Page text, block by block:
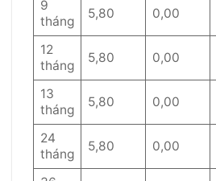
9
tháng
5,80 0,00
12
tháng
5,80 0,00
13
tháng
5,80 0,00
24
tháng
5,80 0,00